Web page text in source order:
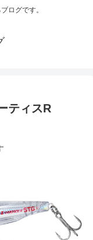
ログです。
ティスR